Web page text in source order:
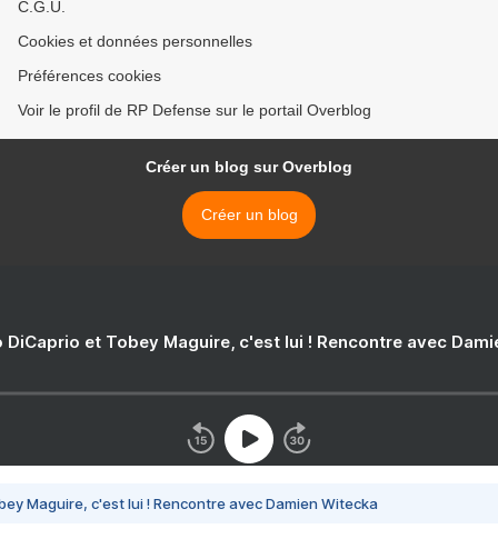
C.G.U.
Cookies et données personnelles
Préférences cookies
Voir le profil de RP Defense sur le portail Overblog
Créer un blog sur Overblog
Créer un blog
DiCaprio et Tobey Maguire, c'est lui ! Rencontre avec
Maguire, c'est lui ! Rencontre avec Damien Witecka